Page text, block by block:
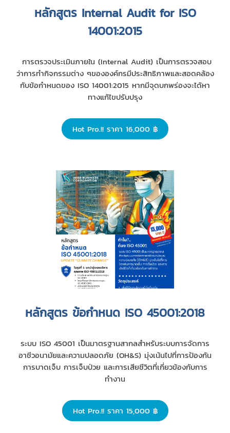
หลักสูตร Internal Audit for ISO
14001:2015
การตรวจประเมินภายใน (Internal Audit) เป็นการตรวจสอบ
ว่าการทำกิจกรรมต่าง ๆขององค์กรมีประสิทธิภาพและสอดคล้อง
กับข้อกำหนดของ ISO 14001:2015 หากมีจุดบกพร่องจะได้หา
ทางแก้ไขปรับปรุง
Hot Pro.!! ราคา 16,000 ฿
หลักสูตร ข้อกำหนด ISO 45001:2018
ระบบ ISO 45001 เป็นมาตรฐานสากลสำหรับระบบการจัดการ
อาชีวอนามัยและความปลอดภัย (OH&S) มุ่งเน้นไปที่การป้องกัน
การบาดเจ็บ การเจ็บป่วย และการเสียชีวิตที่เกี่ยวข้องกับการ
ทำงาน
Hot Pro.!! ราคา 15,000 ฿